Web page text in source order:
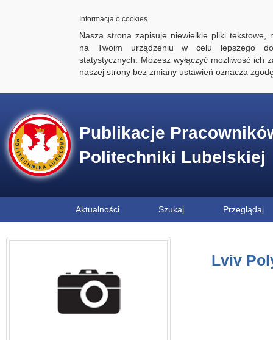
Informacja o cookies
Nasza strona zapisuje niewielkie pliki tekstowe,
na Twoim urządzeniu w celu lepszego
statystycznych. Możesz wyłączyć możliwość ich
naszej strony bez zmiany ustawień oznacza
Publikacje
Politechniki Lubelskiej
Aktualności Szukaj Przeglądaj
Lviv